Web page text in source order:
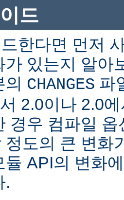
드
한다면 먼저
가 있는지 알아
의 CHANGES 파
2.0이나 2.0
경우 컴파일
정도의 큰 변화
듈 API의 변화
.